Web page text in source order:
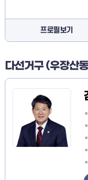
프로필보기
다선거구 (우장산